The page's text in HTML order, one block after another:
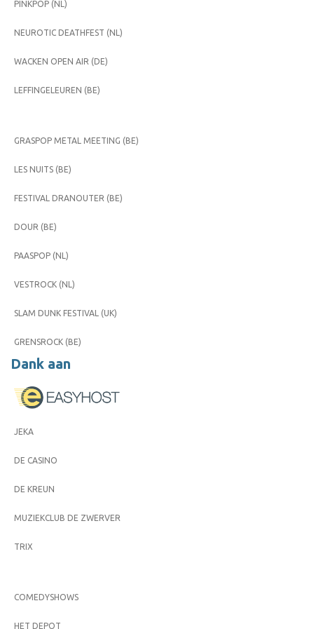
PINKPOP (NL)
NEUROTIC DEATHFEST (NL)
WACKEN OPEN AIR (DE)
LEFFINGELEUREN (BE)
GRASPOP METAL MEETING (BE)
LES NUITS (BE)
FESTIVAL DRANOUTER (BE)
DOUR (BE)
PAASPOP (NL)
VESTROCK (NL)
SLAM DUNK FESTIVAL (UK)
GRENSROCK (BE)
Dank aan
JEKA
DE CASINO
DE KREUN
MUZIEKCLUB DE ZWERVER
TRIX
COMEDYSHOWS
HET DEPOT